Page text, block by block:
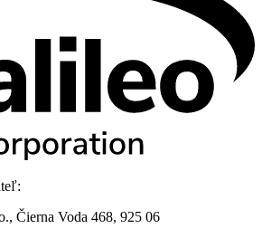
Čierna Voda 468, 925 06